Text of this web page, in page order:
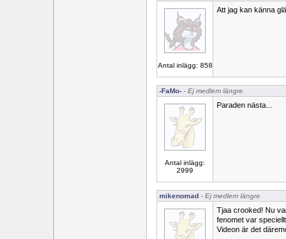
Antal inlägg: 858
Att jag kan känna
-FaMo- - Ej medlem längre
Antal inlägg:
2999
Paraden nästa...
mikenomad - Ej medlem längre
Tjaa crooked! Nu
fenomet var speciellt
Videon är det